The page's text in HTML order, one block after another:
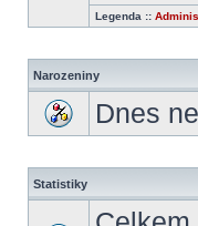
Legenda ::
Narozeniny
Dnes
Statistiky